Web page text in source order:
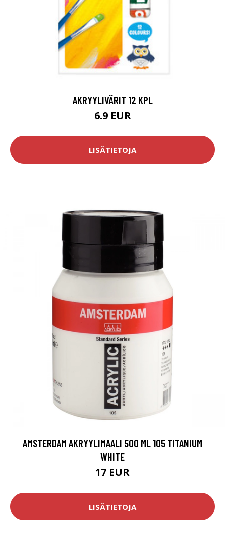
AKRYYLIVÄRIT 12 KPL
6.9 EUR
LISÄTIETOJA
AMSTERDAM AKRYYLIMAALI 500 ML 105 TITANIUM
WHITE
17 EUR
LISÄTIETOJA